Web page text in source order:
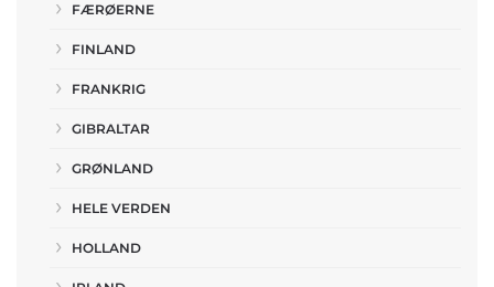
FÆRØERNE
FINLAND
FRANKRIG
GIBRALTAR
GRØNLAND
HELE VERDEN
HOLLAND